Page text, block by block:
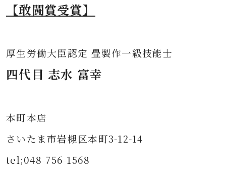
【敢闘賞受賞】
厚生労働大臣認定 畳製作一級技能士
四代目 志水 富幸
本町本店
さいたま市岩槻区本町3-12-14
tel;048-756-1568